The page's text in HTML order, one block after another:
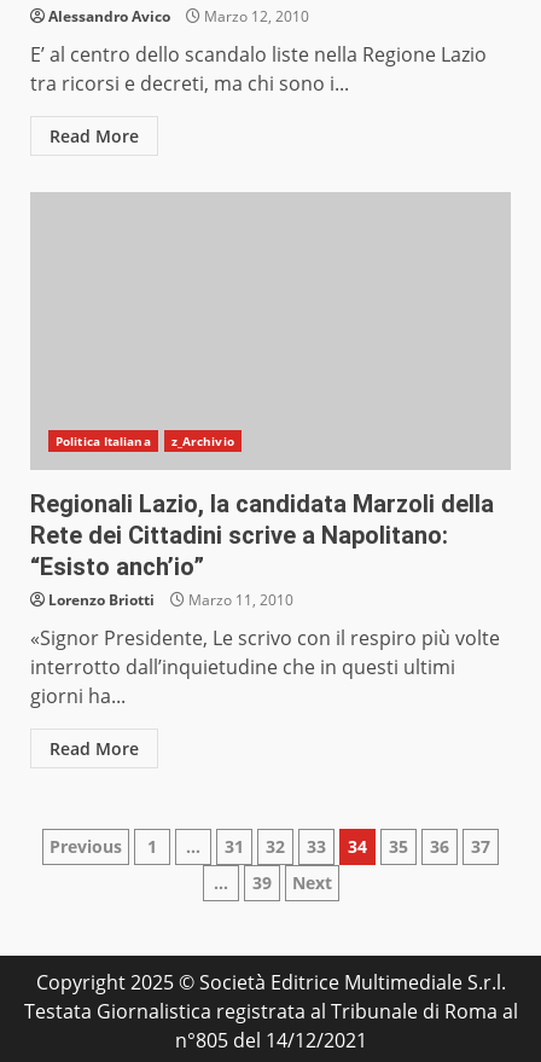
Alessandro Avico Marzo 12, 2010
E’ al centro dello scandalo liste nella Regione Lazio
tra ricorsi e decreti, ma chi sono i...
Read More
Politica Italiana z_Archivio
Regionali Lazio, la candidata Marzoli della
Rete dei Cittadini scrive a Napolitano:
“Esisto anch’io”
Lorenzo Briotti Marzo 11, 2010
«Signor Presidente, Le scrivo con il respiro più volte
interrotto dall’inquietudine che in questi ultimi
giorni ha...
Read More
Paginazione
articoli
Previous 1 … 31 32 33 34 35 36
37
…
39 Next
Copyright 2025 © Società Editrice Multimediale S.r.l.
Testata Giornalistica registrata al Tribunale di Roma al
n°805 del 14/12/2021